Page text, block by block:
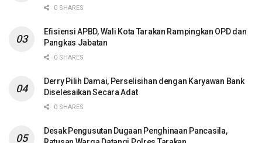
0 SHARES
Efisiensi APBD, Wali Kota Tarakan Rampingkan OPD dan
Pangkas Jabatan
0 SHARES
Derry Pilih Damai, Perselisihan dengan Karyawan Bank
Diselesaikan Secara Adat
0 SHARES
Desak Pengusutan Dugaan Penghinaan Pancasila,